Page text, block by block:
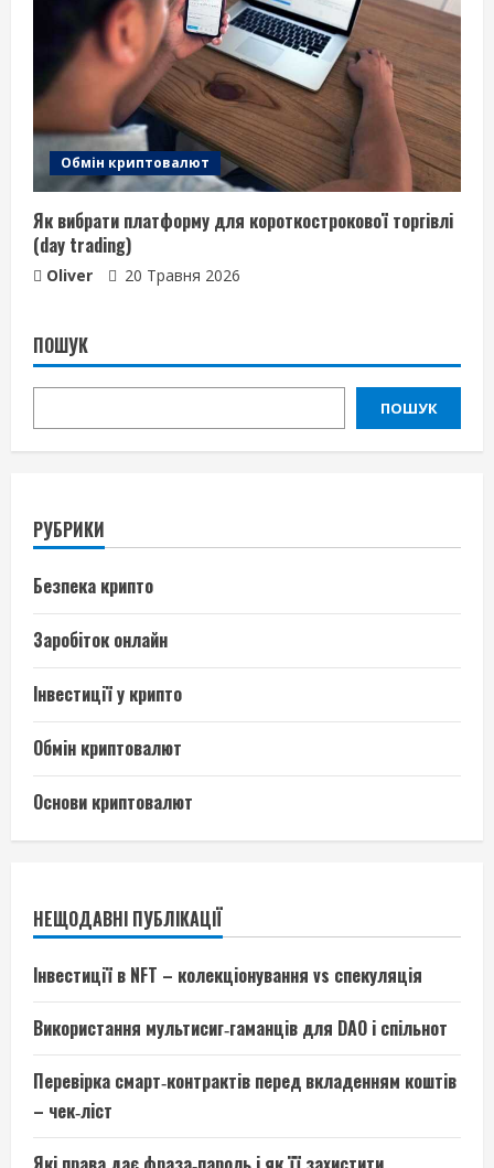
Обмін криптовалют
Як вибрати платформу для короткострокової торгівлі
(day trading)
Oliver 20 Травня 2026
ПОШУК
ПОШУК
РУБРИКИ
Безпека крипто
Заробіток онлайн
Інвестиції у крипто
Обмін криптовалют
Основи криптовалют
НЕЩОДАВНІ ПУБЛІКАЦІЇ
Інвестиції в NFT – колекціонування vs спекуляція
Використання мультисиг‑гаманців для DAO і спільнот
Перевірка смарт‑контрактів перед вкладенням коштів
– чек‑ліст